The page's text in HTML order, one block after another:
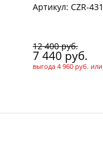
Артикул: CZR-431
12 400 руб.
7 440 руб.
выгода 4 960 руб. или